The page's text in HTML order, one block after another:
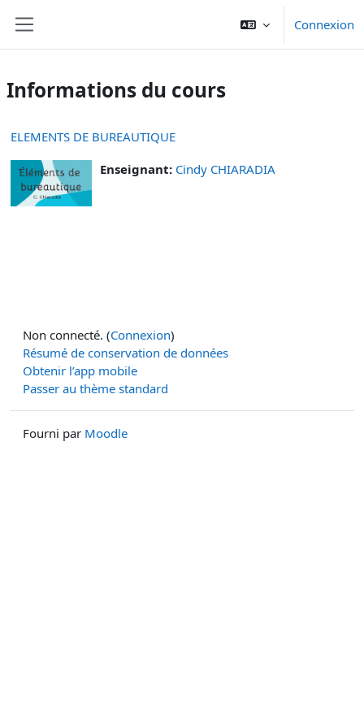
Connexion
Informations du cours
ELEMENTS DE BUREAUTIQUE
Enseignant: Cindy CHIARADIA
Non connecté. (Connexion)
Résumé de conservation de données
Obtenir l’app mobile
Passer au thème standard
Fourni par Moodle